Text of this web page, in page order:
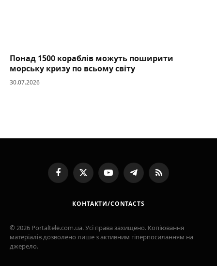
Понад 1500 кораблів можуть поширити
морську кризу по всьому світу
30.07.2026
FacebookX
(Twitter)
YouTube TelegramRSS
КОНТАКТИ/CONTACTS
© 2026 Portaltele.com.ua. Усі права захищено. Копіювання
матеріалів дозволено лише з активним гіперпосиланням на
джерело.